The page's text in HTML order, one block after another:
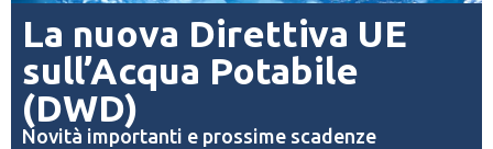
La nuova Direttiva UE
sull’Acqua Potabile
(DWD)
Novità importanti e prossime scadenze